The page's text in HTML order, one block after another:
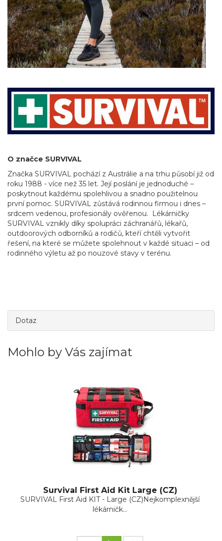
O značce SURVIVAL
Značka SURVIVAL pochází z Austrálie a na trhu působí již od
roku 1988 - více než 35 let. Její poslání je jednoduché –
poskytnout každému spolehlivou a snadno použitelnou
první pomoc. SURVIVAL zůstává rodinnou firmou i dnes –
srdcem vedenou, profesionály ověřenou. Lékárničky
SURVIVAL vznikly díky spolupráci záchranářů, lékařů,
outdoorových odborníků a rodičů, kteří chtěli vytvořit
řešení, na které se můžete spolehnout v každé situaci – od
rodinného výletu až po nouzové stavy v terénu.
Dotaz
Mohlo by Vás zajímat
Survival First Aid Kit Large (CZ)
SURVIVAL First Aid KIT - Large (CZ)Nejkomplexnější
lékárničk...